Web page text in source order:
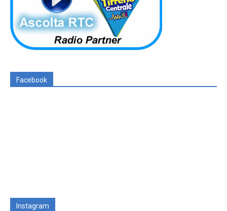
Facebook
Instagram